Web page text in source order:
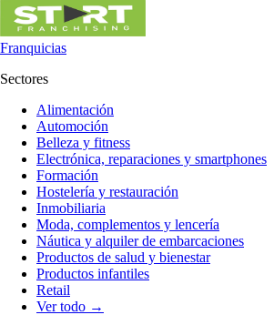
Franquicias
Sectores
Alimentación
Automoción
Belleza y fitness
Electrónica, reparaciones y smartphones
Formación
Hostelería y restauración
Inmobiliaria
Moda, complementos y lencería
Náutica y alquiler de embarcaciones
Productos de salud y bienestar
Productos infantiles
Retail
Ver todo →